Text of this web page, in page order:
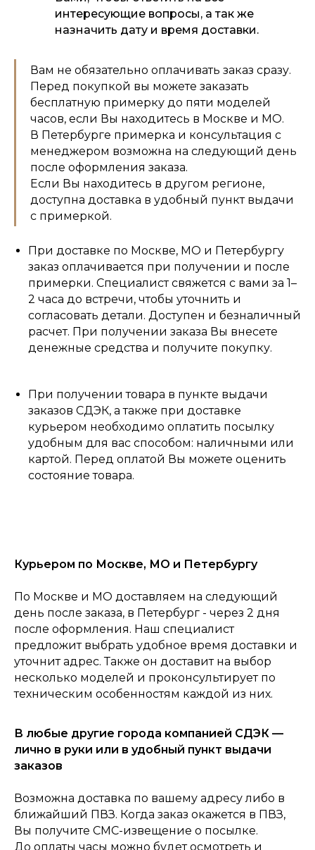
Главная Каталог Корзина
0
интересующие вопросы, а так же
назначить дату и время доставки.
Вам не обязательно оплачивать заказ сразу.
Перед покупкой вы можете заказать
бесплатную примерку до пяти моделей
часов, если Вы находитесь в Москве и МО.
В Петербурге примерка и консультация с
менеджером возможна на следующий день
после оформления заказа.
Если Вы находитесь в другом регионе,
доступна доставка в удобный пункт выдачи
с примеркой.
При доставке по Москве, МО и Петербургу
заказ оплачивается при получении и после
примерки. Специалист свяжется с вами за 1–
2 часа до встречи, чтобы уточнить и
согласовать детали. Доступен и безналичный
расчет. При получении заказа Вы внесете
денежные средства и получите покупку.
При получении товара в пункте выдачи
заказов СДЭК, а также при доставке
курьером необходимо оплатить посылку
удобным для вас способом: наличными или
картой. Перед оплатой Вы можете оценить
состояние товара.
Курьером по Москве, МО и Петербургу
По Москве и МО доставляем на следующий
день после заказа, в Петербург - через 2 дня
после оформления. Наш специалист
предложит выбрать удобное время доставки и
уточнит адрес. Также он доставит на выбор
несколько моделей и проконсультирует по
техническим особенностям каждой из них.
В любые другие города компанией СДЭК —
лично в руки или в удобный пункт выдачи
заказов
Возможна доставка по вашему адресу либо в
ближайший ПВЗ. Когда заказ окажется в ПВЗ,
Вы получите СМС-извещение о посылке.
До оплаты часы можно будет осмотреть и